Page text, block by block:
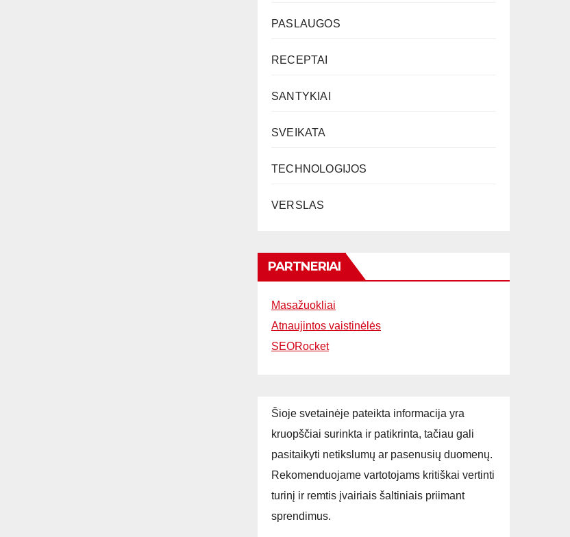
PASLAUGOS
RECEPTAI
SANTYKIAI
SVEIKATA
TECHNOLOGIJOS
VERSLAS
PARTNERIAI
Masažuokliai
Atnaujintos vaistinėlės
SEORocket
Šioje svetainėje pateikta informacija yra
kruopščiai surinkta ir patikrinta, tačiau gali
pasitaikyti netikslumų ar pasenusių duomenų.
Rekomenduojame vartotojams kritiškai vertinti
turinį ir remtis įvairiais šaltiniais priimant
sprendimus.